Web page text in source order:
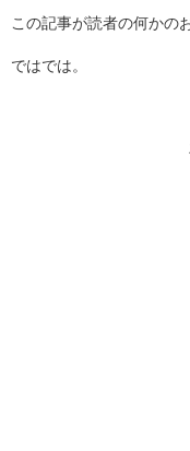
この記事が読者の何かの
ではでは。